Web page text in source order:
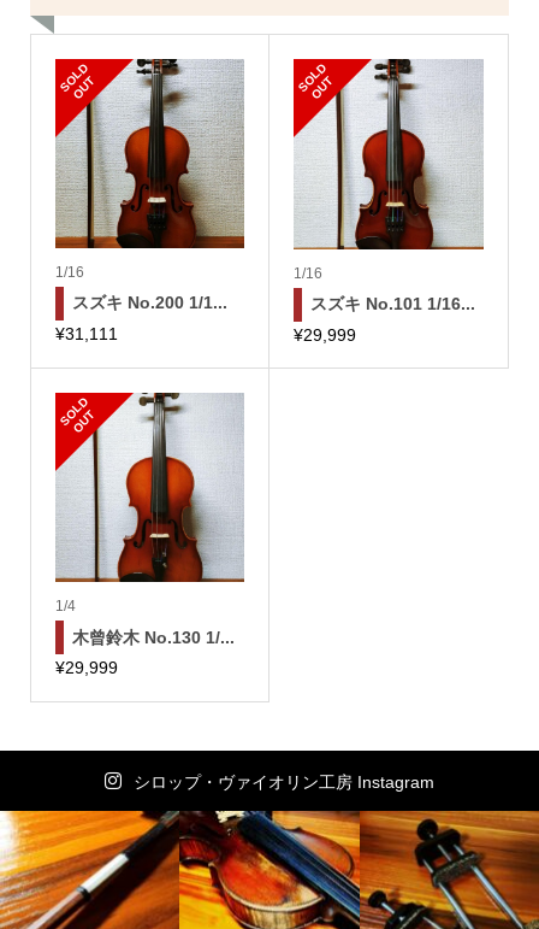
S
O
L
D
O
U
T
1/16
スズキ No.200 1/1...
¥31,111
S
O
L
D
O
U
T
1/16
スズキ No.101 1/16...
¥29,999
S
O
L
D
O
U
T
1/4
木曾鈴木 No.130 1/...
¥29,999
シロップ・ヴァイオリン工房 Instagram